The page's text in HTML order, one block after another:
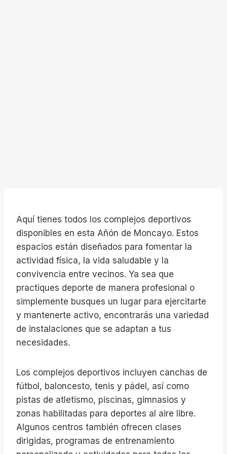
Aquí tienes todos los complejos deportivos
disponibles en esta Añón de Moncayo. Estos
espacios están diseñados para fomentar la
actividad física, la vida saludable y la
convivencia entre vecinos. Ya sea que
practiques deporte de manera profesional o
simplemente busques un lugar para ejercitarte
y mantenerte activo, encontrarás una variedad
de instalaciones que se adaptan a tus
necesidades.
Los complejos deportivos incluyen canchas de
fútbol, baloncesto, tenis y pádel, así como
pistas de atletismo, piscinas, gimnasios y
zonas habilitadas para deportes al aire libre.
Algunos centros también ofrecen clases
dirigidas, programas de entrenamiento